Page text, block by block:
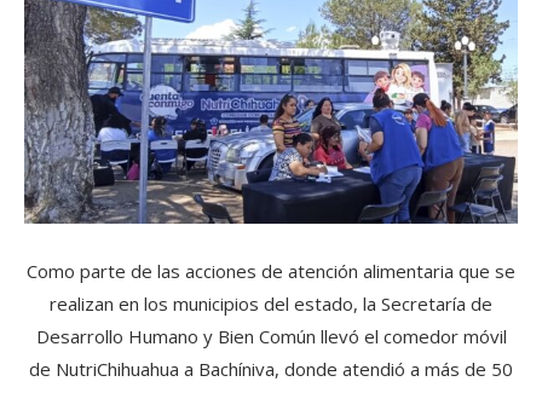
Como parte de las acciones de atención alimentaria que se
realizan en los municipios del estado, la Secretaría de
Desarrollo Humano y Bien Común llevó el comedor móvil
de NutriChihuahua a Bachíniva, donde atendió a más de 50